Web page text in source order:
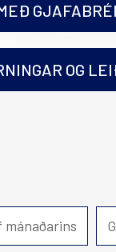
Reykjavik
Nordica
OG
mánaðarins